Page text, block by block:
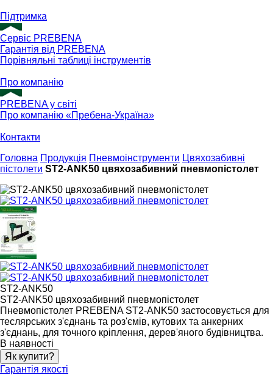
Підтримка
Сервіс PREBENA
Гарантія від PREBENA
Порівняльні таблиці інструментів
Про компанію
PREBENA у світі
Про компанію «Пребена-Україна»
Контакти
Головна Продукція Пневмоінструменти Цвяхозабивні
пістолети ST2-ANK50 цвяхозабивний пневмопістолет
ST2-ANK50
ST2-ANK50 цвяхозабивний пневмопістолет
Пневмопістолет PREBENA ST2-ANK50 застосовується для
теслярських з'єднань та роз'ємів, кутових та анкерних
з'єднань, для точного кріплення, дерев'яного будівництва.
В наявності
Як купити?
Гарантія якості